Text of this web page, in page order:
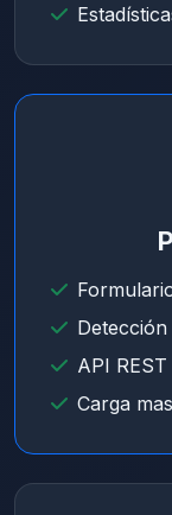
API
Carga